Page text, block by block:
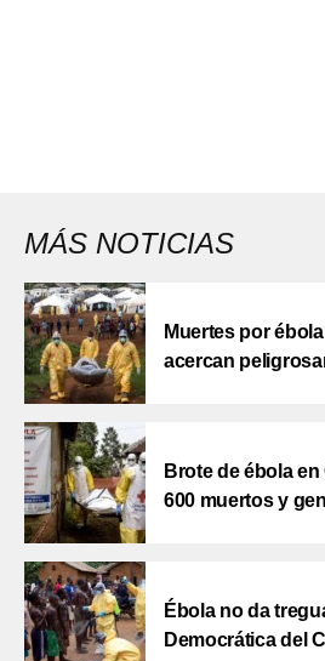
MÁS NOTICIAS
Muertes por
acercan
Brote de ébola
600 muertos y
Ébola no da
Democrática del